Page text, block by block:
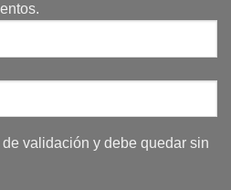
validación y debe quedar sin